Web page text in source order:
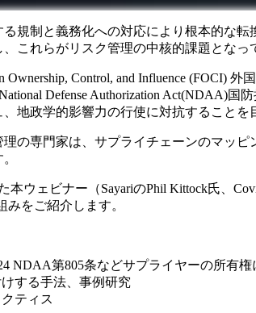
規制と義務化への対応により根本的な
これらがリスク管理の中核的課題となっ
Control, and Influence (FOCI) 外
Defense Authorization Act(NDAA)
地政学的影響力の行使に対抗することを
の専門家は、サプライチェーンのマッ
ウェビナー（SayariのPhil Kittock氏、
をご紹介します。
NDAA第805条などサプライヤーの所有
する手法、事例研究
ティス